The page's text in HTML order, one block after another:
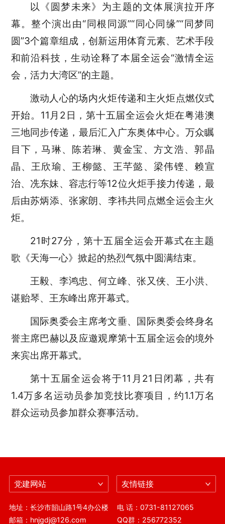
以《圆梦未来》为主题的文体展演拉开序
幕。整个演出由“同根同源”“同心同缘”“同梦同
圆”3个篇章组成，创新运用体育元素、艺术手段
和前沿科技，生动诠释了本届全运会“激情全运
会，活力大湾区”的主题。
激动人心的场内火炬传递和主火炬点燃仪式
开始。11月2日，第十五届全运会火炬在粤港澳
三地同步传递，最后汇入广东奥体中心。万众瞩
目下，马琳、陈若琳、黄金宝、方文浩、郭晶
晶、王欣瑜、王柳懿、王芊懿、梁伟铿、赖宣
治、冼东妹、容志行等12位火炬手接力传递，最
后由苏炳添、张家朗、李祎共同点燃全运会主火
炬。
21时27分，第十五届全运会开幕式在主题
歌《天海一心》掀起的热烈气氛中圆满结束。
王毅、李鸿忠、何立峰、张又侠、王小洪、
谌贻琴、王东峰出席开幕式。
国际奥委会主席考文垂、国际奥委会终身名
誉主席巴赫以及应邀观摩第十五届全运会的境外
来宾出席开幕式。
第十五届全运会将于11月21日闭幕，共有
1.4万多名运动员参加竞技比赛项目，约1.1万名
群众运动员参加群众赛事活动。
党建网站 友情链接
地址：长沙市韶山路1号4办公楼
电 话：0731-81127065
邮箱：hnjgdj@126.com
QQ群：256772352